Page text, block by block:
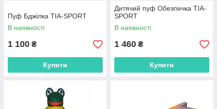
Пуф Бджілка TIA-SPORT
В наявності
1 100 ₴
Купити
Дитячий пуф Обезпечка TIA-
SPORT
В наявності
1 460 ₴
Купити